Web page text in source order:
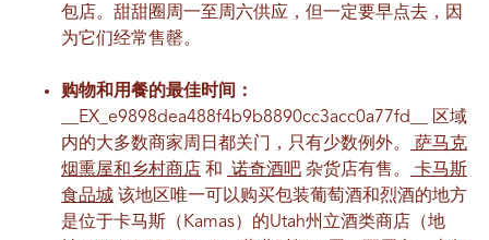
包店。甜甜圈周一至周六供应，但一定要早点去，因
为它们经常售罄。
购物和用餐的最佳时间：
__EX_e9898dea488f4b9b8890cc3ac​​c0a77fd__ 区域
内的大多数商家周日都关门，只有少数例外。
萨马克
烟熏屋和乡村商店 和 诺奇酒吧 杂货店有售。
卡马斯
食品城 该地区唯一可以购买包装葡萄酒和烈酒的地方
是位于卡马斯（Kamas）的Utah州立酒类商店（地